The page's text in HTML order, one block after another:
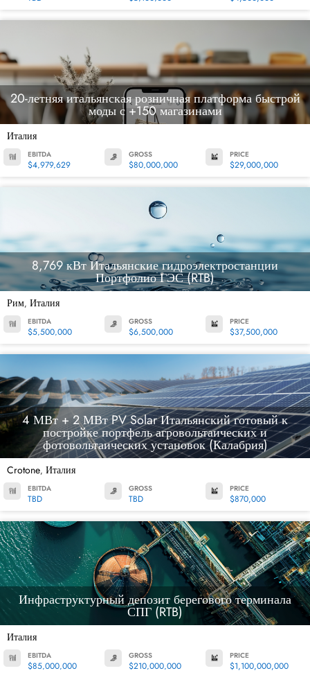
20-летняя итальянская розничная платформа быстрой
моды с +150 магазинами
Италия
EBITDA
$4,979,629
GROSS
$80,000,000
PRICE
$29,000,000
8,769 кВт Итальянские гидроэлектростанции
Портфолио ГЭС (RTB)
Рим, Италия
EBITDA
$5,500,000
GROSS
$6,500,000
PRICE
$37,500,000
4 МВт + 2 МВт PV Solar Итальянский готовый к
постройке портфель агровольтаических и
фотовольтаических установок (Калабрия)
Crotone, Италия
EBITDA
TBD
GROSS
TBD
PRICE
$870,000
Инфраструктурный депозит берегового терминала
СПГ (RTB)
Италия
EBITDA
$85,000,000
GROSS
$210,000,000
PRICE
$1,100,000,000